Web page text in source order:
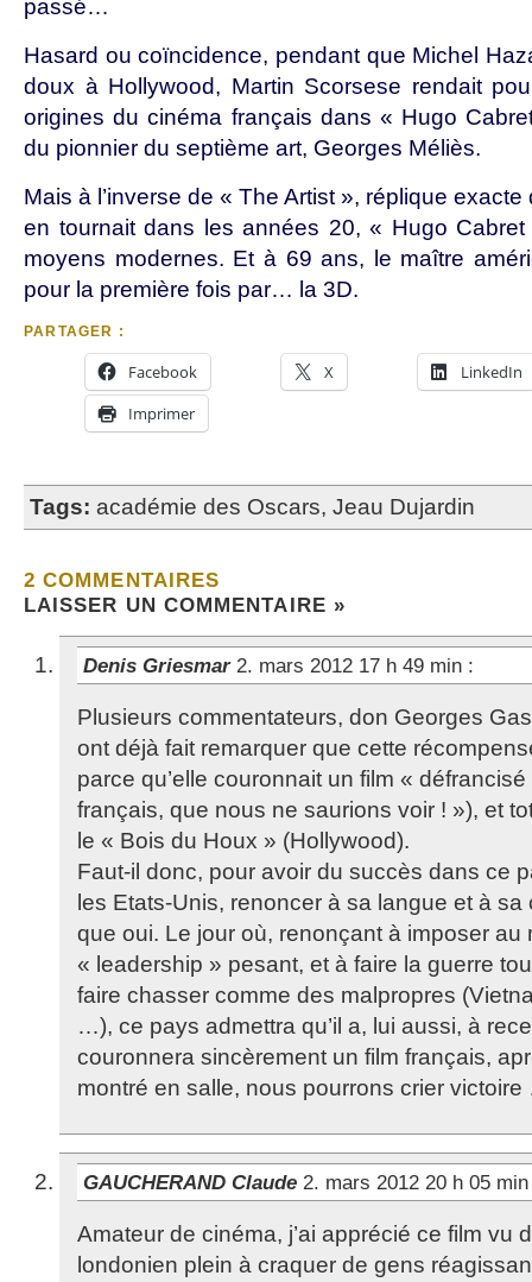
passé…
Hasard ou coïncidence, pendant que Michel
doux à Hollywood, Martin Scorsese rendait
origines du cinéma français dans « Hugo
du pionnier du septième art, Georges Méliès.
Mais à l’inverse de « The Artist », réplique exacte
en tournait dans les années 20, « Hugo
moyens modernes. Et à 69 ans, le maître
pour la première fois par… la 3D.
PARTAGER :
Facebook X
LinkedIn
Imprimer
Tags: académie des Oscars, Jeau Dujardin
2 COMMENTAIRES
LAISSER UN COMMENTAIRE »
Denis Griesmar 2. mars 2012 17 h 49 min :
Plusieurs commentateurs, don Georges
ont déjà fait remarquer que cette
parce qu’elle couronnait un film «
français, que nous ne saurions voir ! »), et
le « Bois du Houx » (Hollywood).
Faut-il donc, pour avoir du succès dans ce
les Etats-Unis, renoncer à sa langue et à
que oui. Le jour où, renonçant à imposer au
« leadership » pesant, et à faire la guerre
faire chasser comme des malpropres
…), ce pays admettra qu’il a, lui aussi, à
couronnera sincèrement un film français,
montré en salle, nous pourrons crier
GAUCHERAND Claude 2. mars 2012 20 h 05
Amateur de cinéma, j’ai apprécié ce film vu
londonien plein à craquer de gens